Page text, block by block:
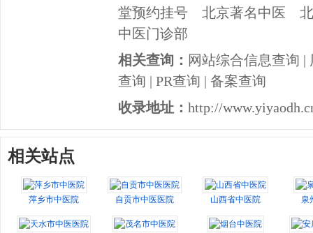
堂预约挂号
北京著名中医
中医门诊部
相关查询： 网站综合信息查询 |
查询 | PR查询 | 备案查询
收录地址： http://
相关站点
萍乡市中医院 自贡市中医医院 山西省中医院 泉